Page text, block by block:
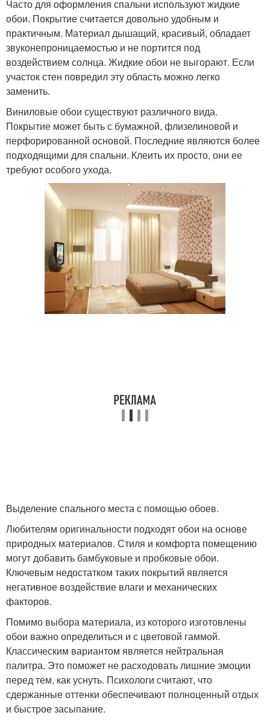
Часто для оформления спальни используют жидкие
обои. Покрытие считается довольно удобным и
практичным. Материал дышащий, красивый, обладает
звуконепроницаемостью и не портится под
воздействием солнца. Жидкие обои не выгорают. Если
участок стен повредил эту область можно легко
заменить.
Виниловые обои существуют различного вида.
Покрытие может быть с бумажной, флизелиновой и
перфорированной основой. Последние являются более
подходящими для спальни. Клеить их просто, они ее
требуют особого ухода.
Выделение спального места с помощью обоев.
Любителям оригинальности подходят обои на основе
природных материалов. Стиля и комфорта помещению
могут добавить бамбуковые и пробковые обои.
Ключевым недостатком таких покрытий является
негативное воздействие влаги и механических
факторов.
Помимо выбора материала, из которого изготовлены
обои важно определиться и с цветовой гаммой.
Классическим вариантом является нейтральная
палитра. Это поможет не расходовать лишние эмоции
перед тем, как уснуть. Психологи считают, что
сдержанные оттенки обеспечивают полноценный отдых
и быстрое засыпание.